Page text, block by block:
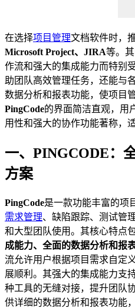
在选择项目管理文档软件时，
Microsoft Project、JIRA等。
作流和强大的集成能力而特别受
助团队高效管理任务，还能与
数据分析和报表功能，使项目
PingCode的界面简洁直观，用
用性和强大的协作功能著称，
一、PINGCODE：
方案
PingCode是一款功能丰富的项
需求管理、缺陷跟踪、测试管
和大型团队使用。其核心特点包
成能力、全面的数据分析和报
流允许用户根据项目需求自定
展顺利。其强大的集成能力支
种工具的无缝对接，提升团队
供详细的数据分析和报表功能